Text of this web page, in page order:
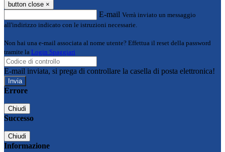
button close ×
E-mail Verrà inviato un messaggio
all'indirizzo indicato con le istruzioni necessarie.
Non hai una e-mail associata al nome utente? Effettua il reset della password
tramite la Login Spaggiari
E-mail inviata, si prega di controllare la casella di posta elettronica!
Errore
Chiudi
Successo
Chiudi
Informazione